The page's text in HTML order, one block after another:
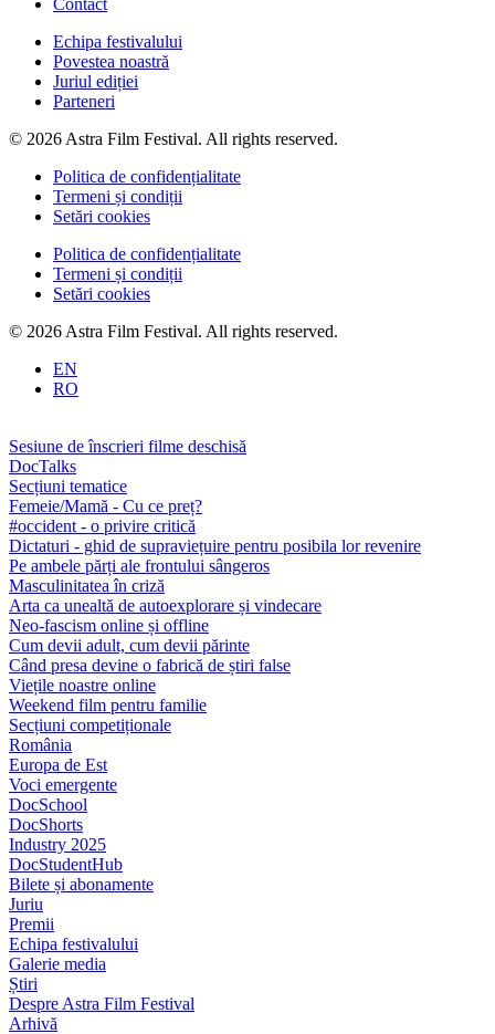
Echipa festivalului
Povestea noastră
Juriul ediției
Parteneri
© 2026 Astra Film Festival. All rights reserved.
Politica de confidențialitate
Termeni și condiții
Setări cookies
Politica de confidențialitate
Termeni și condiții
Setări cookies
© 2026 Astra Film Festival. All rights reserved.
EN
RO
Sesiune de înscrieri filme deschisă
DocTalks
Secțiuni tematice
Femeie/Mamă - Cu ce preț?
#occident - o privire critică
Dictaturi - ghid de supraviețuire pentru posibila lor revenire
Pe ambele părți ale frontului sângeros
Masculinitatea în criză
Arta ca unealtă de autoexplorare și vindecare
Neo-fascism online și offline
Cum devii adult, cum devii părinte
Când presa devine o fabrică de știri false
Viețile noastre online
Weekend film pentru familie
Secțiuni competiționale
România
Europa de Est
Voci emergente
DocSchool
DocShorts
Industry 2025
DocStudentHub
Bilete și abonamente
Juriu
Premii
Echipa festivalului
Galerie media
Știri
Despre Astra Film Festival
Arhivă